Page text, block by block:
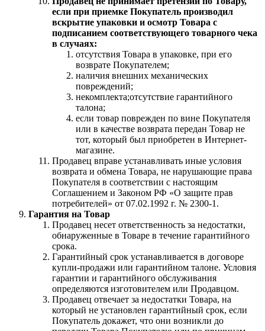
если при приемке Покупатель производил
вскрытие упаковки и осмотр Товара с
подписанием соответствующего товарного чека
в случаях:
отсутствия Товара в упаковке, при его
возврате Покупателем;
наличия внешних механических
повреждений;
некомплекта;отсутствие гарантийного
талона;
если товар поврежден по вине Покупателя
или в качестве возврата передан Товар не
тот, который был приобретен в Интернет-
магазине.
Продавец вправе устанавливать иные условия
возврата и обмена Товара, не нарушающие права
Покупателя в соответствии с настоящим
Соглашением и Законом РФ «О защите прав
потребителей» от 07.02.1992 г. № 2300-1.
Гарантия на Товар
Продавец несет ответственность за недостатки,
обнаруженные в Товаре в течение гарантийного
срока.
Гарантийный срок устанавливается в договоре
купли-продажи или гарантийном талоне. Условия
гарантии и гарантийного обслуживания
определяются изготовителем или Продавцом.
Продавец отвечает за недостатки Товара, на
который не установлен гарантийный срок, если
Покупатель докажет, что они возникли до